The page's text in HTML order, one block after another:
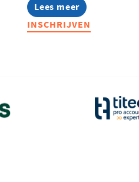
Lees meer
about
Lerend
Netwerk
INSCHRIJVEN